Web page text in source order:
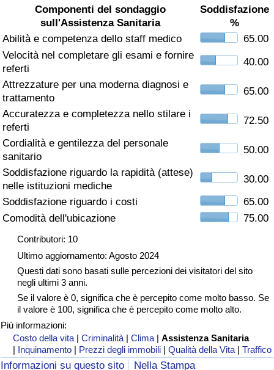
Componenti del sondaggio
sull'Assistenza Sanitaria
Soddisfazione
%
Abilità e competenza dello staff medico
65.00
Velocità nel completare gli esami e fornire
referti
40.00
Attrezzature per una moderna diagnosi e
trattamento
65.00
Accuratezza e completezza nello stilare i
referti
72.50
Cordialità e gentilezza del personale
sanitario
50.00
Soddisfazione riguardo la rapidità (attese)
nelle istituzioni mediche
30.00
Soddisfazione riguardo i costi
65.00
Comodità dell'ubicazione
75.00
Contributori: 10
Ultimo aggiornamento: Agosto 2024
Questi dati sono basati sulle percezioni dei visitatori del sito
negli ultimi 3 anni.
Se il valore è 0, significa che è percepito come molto basso. Se
il valore è 100, significa che è percepito come molto alto.
Più informazioni:
Costo della vita |Criminalità |Clima |Assistenza Sanitaria
| Inquinamento | Prezzi degli immobili |Qualità della Vita |Traffico
Informazioni su questo sito Nella Stampa
Indice del Tasso di Criminalità (Corrente)
Indice della Criminalità
Indice di criminalità per paese
Assistenza Sanitaria
Indice dell’Assistenza Sanitaria (Corrente)
Indice dell’Assistenza Sanitaria
Indice dell’Assistenza Sanitaria per
Inquinamento
Indice dell’Inquinamento (Corrente)
Indice di inquinamento
Indice dell’Inquinamento per Nazione